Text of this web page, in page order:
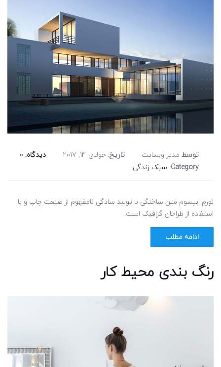
توسط مدیر وبسایت تاریخ: جولای 14, 2017 دیدگاه: 0
Category: سبک زندگی
لورم ایپسوم متن ساختگی با تولید سادگی نامفهوم از صنعت چاپ و با
استفاده از طراحان گرافیک است.
ادامه مطلب
رنگ بندی محیط کار